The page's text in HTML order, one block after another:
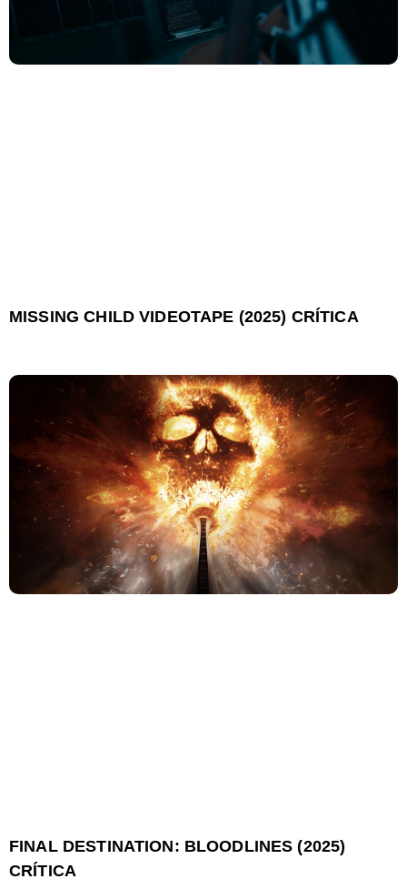
MISSING CHILD VIDEOTAPE (2025) CRÍTICA
FINAL DESTINATION: BLOODLINES (2025)
CRÍTICA